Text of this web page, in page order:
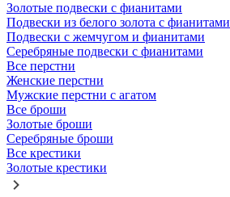
Золотые подвески с фианитами
Подвески из белого золота с фианитами
Подвески с жемчугом и фианитами
Серебряные подвески с фианитами
Все перстни
Женские перстни
Мужские перстни с агатом
Все броши
Золотые броши
Серебряные броши
Все крестики
Золотые крестики